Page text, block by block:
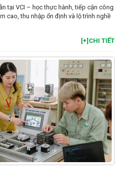
tại VCI – học thực hành, tiếp cận công
cao, thu nhập ổn định và lộ trình nghề
[+]CHI TIẾT